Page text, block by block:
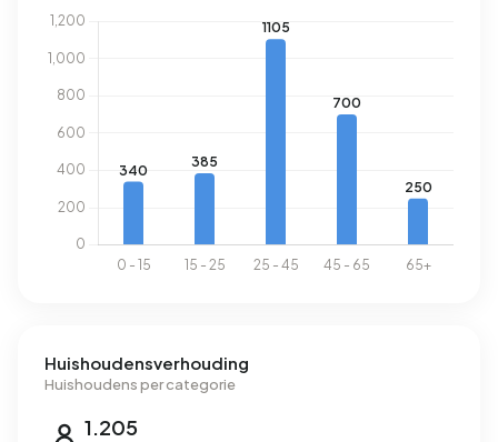
Huishoudensverhouding
Huishoudens per categorie
1.205